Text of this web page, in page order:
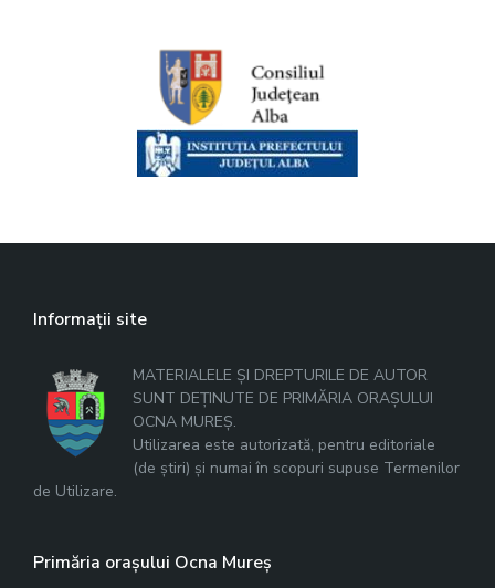
Informații site
MATERIALELE ȘI DREPTURILE DE AUTOR
SUNT DEȚINUTE DE PRIMĂRIA ORAȘULUI
OCNA MUREȘ.
Utilizarea este autorizată, pentru editoriale
(de știri) și numai în scopuri supuse Termenilor
de Utilizare.
Primăria orașului Ocna Mureș